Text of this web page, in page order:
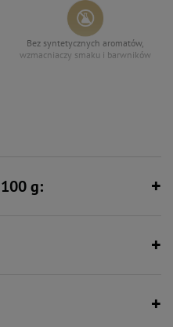
Bez syntetycznych aromatów,
wzmacniaczy smaku i barwników
Wspiera florę bakteryjną jelit
g: